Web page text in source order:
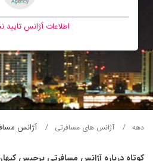
اطلاعات آژانس
دهه آژانس های مسافرتی آژانس
کوتاه درباره آژانس مسافرتی برجيس